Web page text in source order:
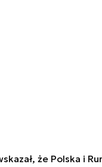
że Polska i